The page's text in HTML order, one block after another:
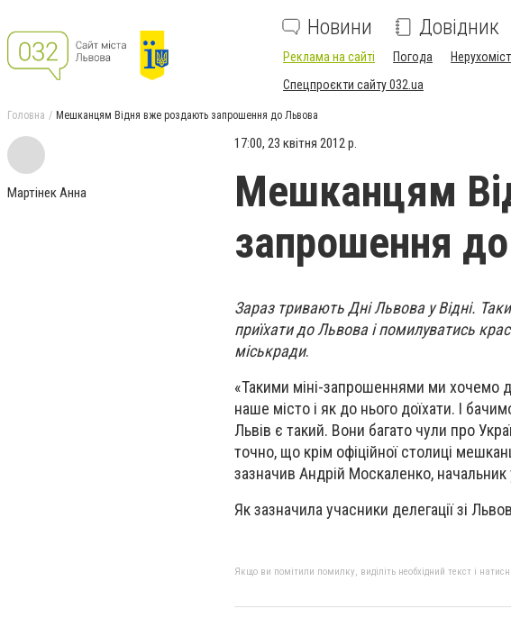
Новини Довідник
Реклама на сайті Погода
Спецпроєкти сайту 032.ua
Головна Мешканцям Відня вже роздають запрошення до Львова
Мартінек Анна
17:00, 23 квітня 2012 р.
Мешканцям
запрошення
Зараз тривають Дні Львова у Відні.
приїхати до Львова і помилуватись
міськради.
«Такими міні-запрошеннями ми хочемо
наше місто і як до нього доїхати. І
Львів є такий. Вони багато чули про
точно, що крім офіційної столиці
зазначив Андрій Москаленко, начальник
Як зазначила учасники делегації зі
Якщо ви помітили помилку, виділіть необхідний текст і